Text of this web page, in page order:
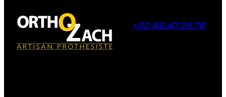
+32 65.47.25.76